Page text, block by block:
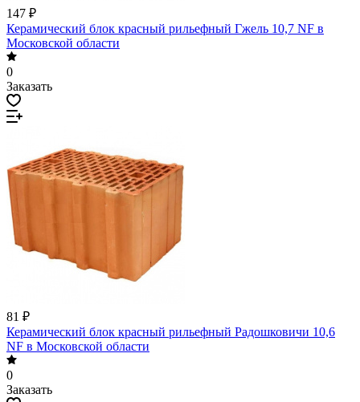
147 ₽
Керамический блок красный рильефный Гжель 10,7 NF в
Московской области
0
Заказать
81 ₽
Керамический блок красный рильефный Радошковичи 10,6
NF в Московской области
0
Заказать